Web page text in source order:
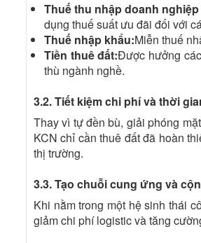
Thuế thu nhập doanh nghiệp
dụng thuế suất ưu đãi đối với
Thuế nhập khẩu:Miễn thuế
Tiền thuê đất:Được hưởng
thù ngành nghề.
3.2. Tiết kiệm chi phí và thời
Thay vì tự đền bù, giải phóng
KCN chỉ cần thuê đất đã hoàn
thị trường.
3.3. Tạo chuỗi cung ứng và
Khi nằm trong một hệ sinh thái
giảm chi phí logistic và tăng